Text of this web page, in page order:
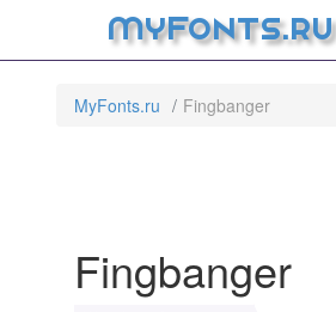
MyFonts.ru
MyFonts.ru Fingbanger
Fingbanger